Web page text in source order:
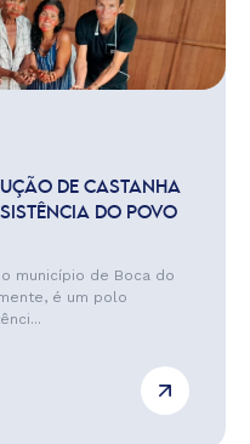
DE CASTANHA
DO POVO
município de Boca do
é um polo